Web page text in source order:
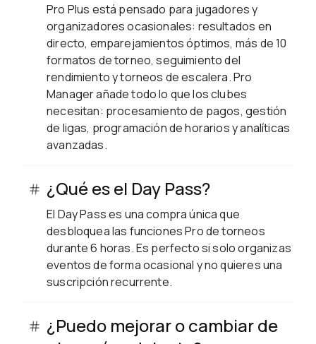
Pro Plus está pensado para jugadores y
organizadores ocasionales: resultados en
directo, emparejamientos óptimos, más de 10
formatos de torneo, seguimiento del
rendimiento y torneos de escalera. Pro
Manager añade todo lo que los clubes
necesitan: procesamiento de pagos, gestión
de ligas, programación de horarios y analíticas
avanzadas.
¿Qué es el Day Pass?
El Day Pass es una compra única que
desbloquea las funciones Pro de torneos
durante 6 horas. Es perfecto si solo organizas
eventos de forma ocasional y no quieres una
suscripción recurrente.
¿Puedo mejorar o cambiar de